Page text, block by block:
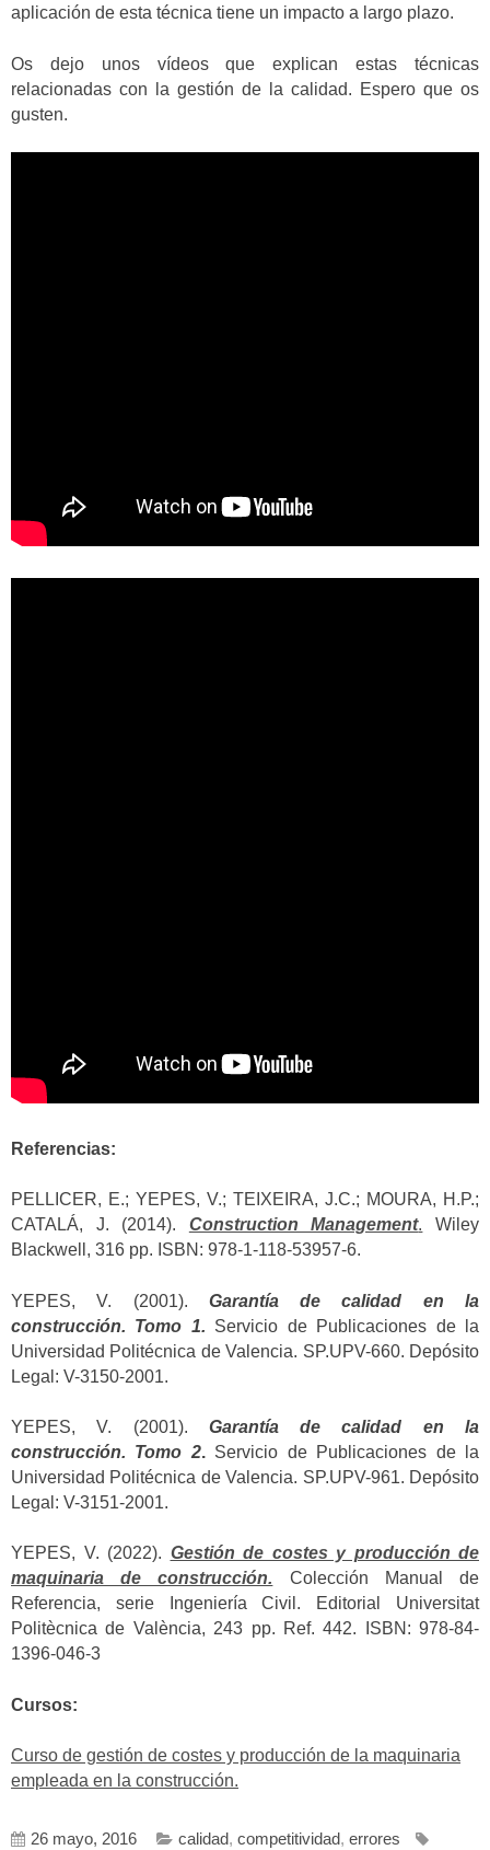
aplicación de esta técnica tiene un impacto a largo plazo.
Os dejo unos vídeos que explican estas técnicas
relacionadas con la gestión de la calidad. Espero que os
gusten.
Referencias:
PELLICER, E.; YEPES, V.; TEIXEIRA, J.C.; MOURA, H.P.;
CATALÁ, J. (2014). Construction Management. Wiley
Blackwell, 316 pp. ISBN: 978-1-118-53957-6.
YEPES, V. (2001). Garantía de calidad en la
construcción. Tomo 1. Servicio de Publicaciones de la
Universidad Politécnica de Valencia. SP.UPV-660. Depósito
Legal: V-3150-2001.
YEPES, V. (2001). Garantía de calidad en la
construcción. Tomo 2. Servicio de Publicaciones de la
Universidad Politécnica de Valencia. SP.UPV-961. Depósito
Legal: V-3151-2001.
YEPES, V. (2022). Gestión de costes y producción de
maquinaria de construcción. Colección Manual de
Referencia, serie Ingeniería Civil. Editorial Universitat
Politècnica de València, 243 pp. Ref. 442. ISBN: 978-84-
1396-046-3
Cursos:
Curso de gestión de costes y producción de la maquinaria
empleada en la construcción.
26 mayo, 2016 calidad, competitividad, errores